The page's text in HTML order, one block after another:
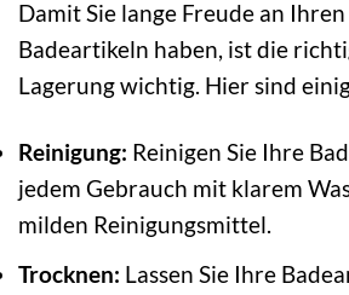
Damit Sie lange Freude an
Badeartikeln haben, ist die
Lagerung wichtig. Hier sind
Reinigung: Reinigen Sie Ihre
jedem Gebrauch mit klarem
milden Reinigungsmittel.
Trocknen: Lassen Sie Ihre